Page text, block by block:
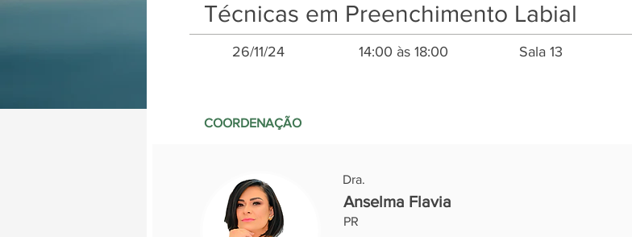
Técnicas em Preenchimento Labial
26/11/24 14:00 às 18:00 Sala 13
COORDENAÇÃO
Dra.
Anselma Flavia
PR